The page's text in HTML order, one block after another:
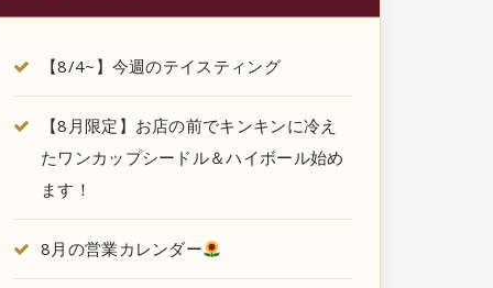
【8/4~】今週のテイスティング
【8月限定】お店の前でキンキンに冷え
たワンカップシードル＆ハイボール始め
ます！
8月の営業カレンダー